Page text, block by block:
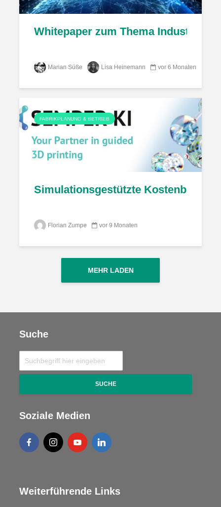
Whitepaper zum Thema Industrial
Marian Süße Lisa Heinemann vor 6 Monaten
FABRIKPLANUNG & BETRIEB
Simulationsgestützte
Florian Zumpe vor 9 Monaten
MEHR LADEN
Suche
SUCHE
Soziale Medien
Weiterführende Links